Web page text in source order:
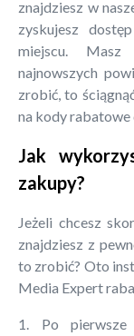
znajdziesz w
zyskujesz
miejscu. Masz
najnowszych
zrobić, to
na kody
Jak
zakupy?
Jeżeli chcesz
znajdziesz z
to zrobić? Oto
Media Expert
1. Po